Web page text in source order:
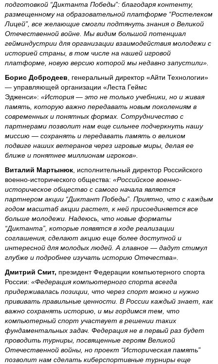
подготовкой “Диктанта Победы”: благодаря контенту,
размещенному на образовательной платформе “Ростелеком
Лицей”, все желающие смогли подтянуть знания о Великой
Отечественной войне. Мы видим большой потенциал
гейминдустрии для организации взаимодействия молодежи с
историей страны, в том числе на нашей игровой
платформе, новую версию которой мы недавно запустили».
Борис Добродеев , генеральный директор «Айти Технологии»
— управляющей организации «Леста Геймс
Эдженси»: «История — это не только учебники, но и живая
память, которую важно передавать новым поколениям в
современных и понятных формах. Сотрудничество с
партнерами позволит нам еще сильнее подчеркнуть нашу
миссию — сохранять и передавать память о великом
подвиге наших ветеранов через игровые миры, делая ее
ближе и понятнее миллионам игроков».
Виталий Мартынюк , исполнительный директор Российского
военно-исторического общества: «Российское военно-
историческое общество с самого начала является
партнером акции “Диктант Победы”. Приятно, что с каждым
годом масштаб акции растет, к ней присоединяется все
больше молодежи. Надеюсь, что новые форматы
“Диктанта”, которые появятся в ходе реализации
соглашения, сделают акцию еще более доступной и
интересной для молодых людей. А главное — дадут стимул
глубже и подробнее изучать историю Отечества».
Дмитрий Смит, президент Федерации компьютерного спорта
России: «Федерация компьютерного спорта всегда
придерживалась позиции, что через спорт можно и нужно
прививать правильные ценности. В России каждый знает, как
важно сохранять историю, и мы гордимся тем, что
компьютерный спорт участвует в решении таких
фундаментальных задач. Федерация не в первый раз будет
проводить турниры, посвященные героям Великой
Отечественной войны, но проект “Историческая память”
позволит нам сделать киберспортивные турниры еще